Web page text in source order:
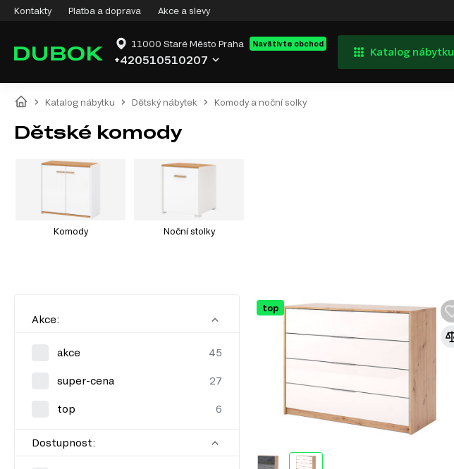
Kontakty Platba a doprava Akce a slevy
11000 Staré Město Praha Navštivte obchod
+420510510207
Katalog nábytku
Katalog nábytku Dětský nábytek Komody a noční solky
Dětské komody
Komody Noční stolky
Akce:
akce
super-cena
top
Dostupnost:
top